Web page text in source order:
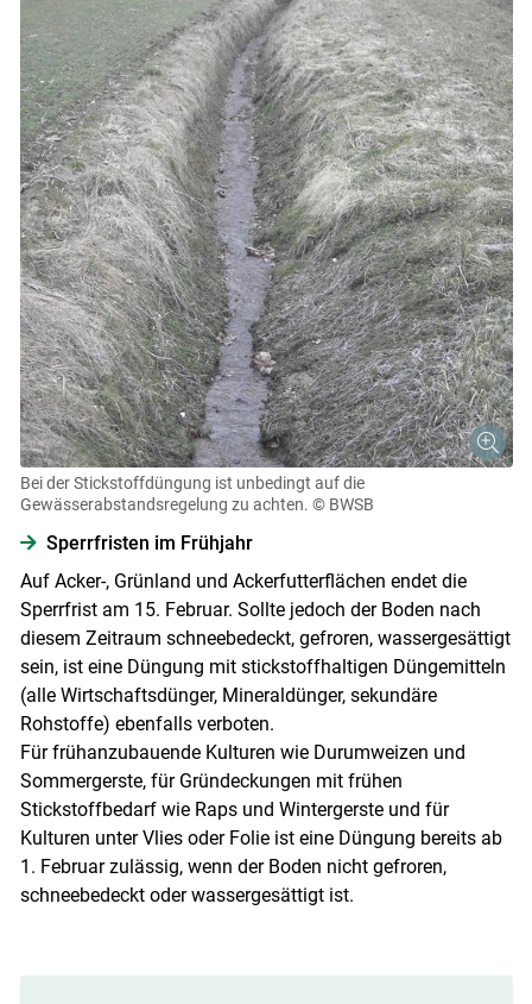
Bei der Stickstoffdüngung ist unbedingt auf die
Gewässerabstandsregelung zu achten. © BWSB
Sperrfristen im Frühjahr
Auf Acker-, Grünland und Ackerfutterflächen endet die
Sperrfrist am 15. Februar. Sollte jedoch der Boden nach
diesem Zeitraum schneebedeckt, gefroren, wassergesättigt
sein, ist eine Düngung mit stickstoffhaltigen Düngemitteln
(alle Wirtschaftsdünger, Mineraldünger, sekundäre
Rohstoffe) ebenfalls verboten.
Für frühanzubauende Kulturen wie Durumweizen und
Sommergerste, für Gründeckungen mit frühen
Stickstoffbedarf wie Raps und Wintergerste und für
Kulturen unter Vlies oder Folie ist eine Düngung bereits ab
1. Februar zulässig, wenn der Boden nicht gefroren,
schneebedeckt oder wassergesättigt ist.